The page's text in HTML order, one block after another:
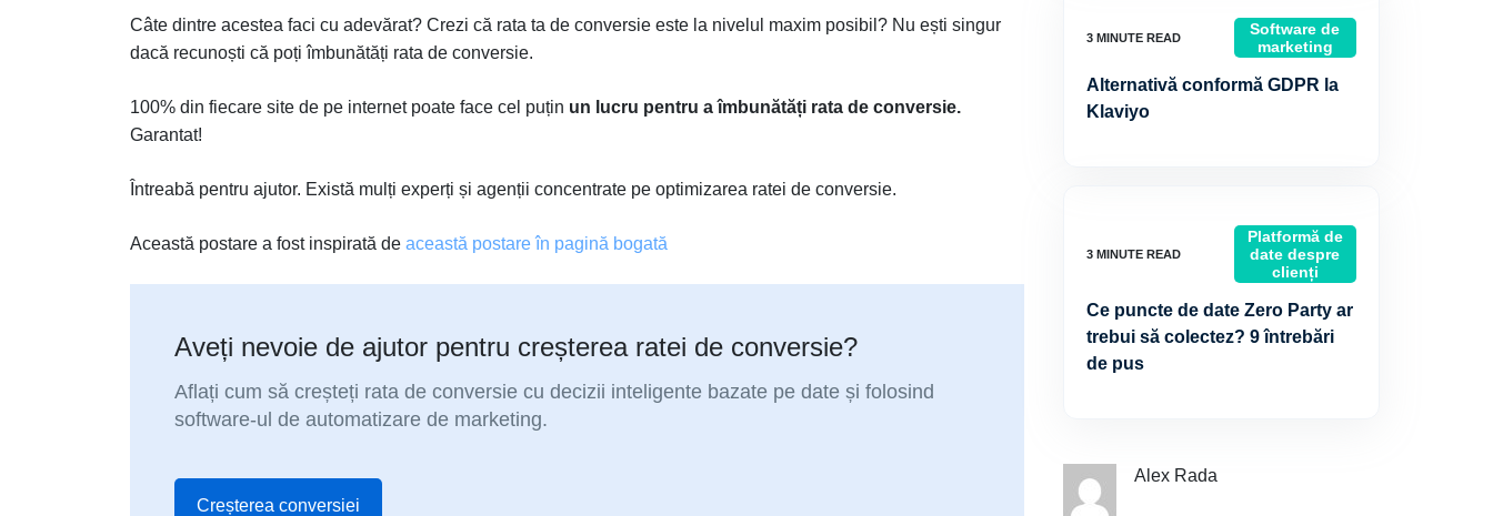
Câte dintre acestea faci cu adevărat? Crezi că rata ta de conversie este la nivelul maxim posibil? Nu ești singur
dacă recunoști că poți îmbunătăți rata de conversie.
100% din fiecare site de pe internet poate face cel puțin un lucru pentru a îmbunătăți rata de conversie.
Garantat!
Întreabă pentru ajutor. Există mulți experți și agenții concentrate pe optimizarea ratei de conversie.
Această postare a fost inspirată de această postare în pagină bogată
Aveți nevoie de ajutor pentru creșterea ratei de conversie?
Aflați cum să creșteți rata de conversie cu decizii inteligente bazate pe date și folosind
software-ul de automatizare de marketing.
Creșterea conversiei
Software de
marketing
Alternativă conformă GDPR la
Klaviyo
Platformă de
date despre
clienți
Ce puncte de date Zero Party ar
trebui să colectez? 9 întrebări
de pus
Alex Rada